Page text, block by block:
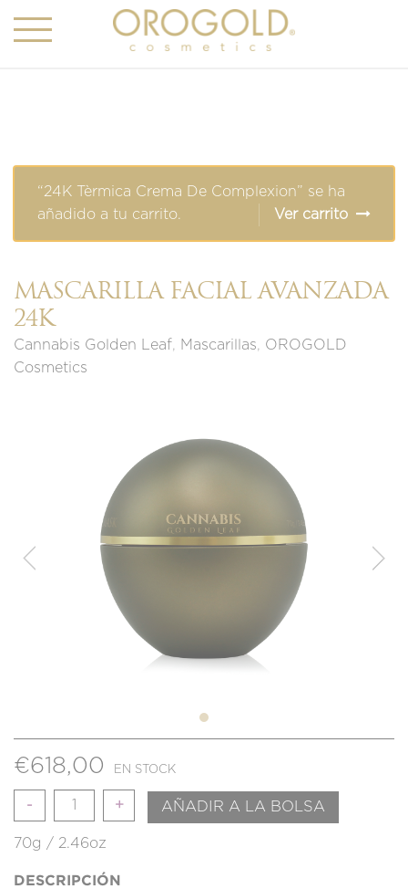
“24K Tèrmica Crema De Complexion” se ha
añadido a tu carrito.
Ver carrito
MASCARILLA FACIAL AVANZADA
24K
Cannabis Golden Leaf Mascarillas
OROGOLD
Cosmetics
€618,00 EN STOCK
Cantidad AÑADIR A LA BOLSA
70g / 2.46oz
DESCRIPCIÓN